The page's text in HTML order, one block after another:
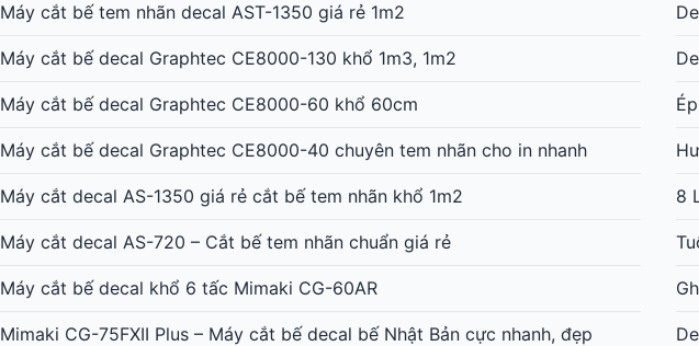
Máy cắt bế tem nhãn decal AST-1350 giá rẻ 1m2
Máy cắt bế decal Graphtec CE8000-130 khổ 1m3, 1m2
Máy cắt bế decal Graphtec CE8000-60 khổ 60cm
Máy cắt bế decal Graphtec CE8000-40 chuyên tem nhãn cho in nhanh
Máy cắt decal AS-1350 giá rẻ cắt bế tem nhãn khổ 1m2
Máy cắt decal AS-720 – Cắt bế tem nhãn chuẩn giá rẻ
Máy cắt bế decal khổ 6 tấc Mimaki CG-60AR
Mimaki CG-75FXII Plus – Máy cắt bế decal bế Nhật Bản cực nhanh, đẹp
8